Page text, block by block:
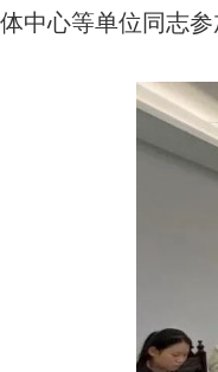
中心等单位同志参